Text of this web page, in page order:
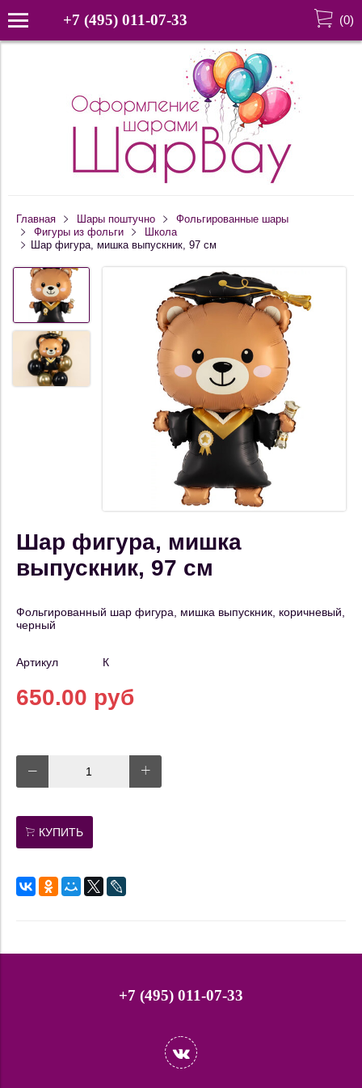
+7 (495) 011-07-33 (0)
Главная Шары поштучно
Фольгированные шары
Фигуры из фольги
Школа
Шар фигура, мишка выпускник, 97 см
Шар фигура, мишка
выпускник, 97 см
Фольгированный шар фигура, мишка выпускник, коричневый,
черный
Артикул К
650.00 руб
КУПИТЬ
+7 (495) 011-07-33